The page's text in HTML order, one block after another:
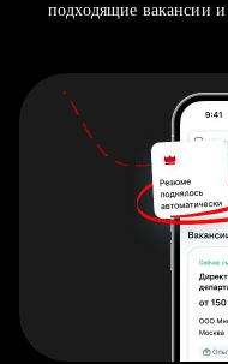
подходящие вакансии